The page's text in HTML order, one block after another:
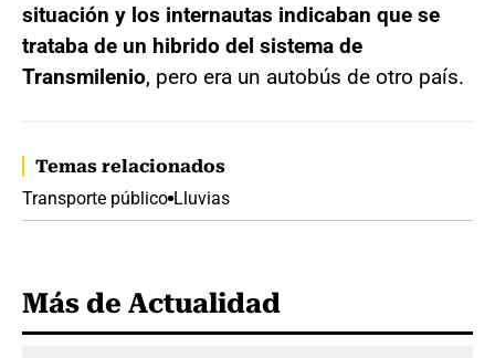
situación y los internautas indicaban que se
trataba de un hibrido del sistema de
Transmilenio, pero era un autobús de otro país.
Temas relacionados
Transporte público Lluvias
Más de Actualidad